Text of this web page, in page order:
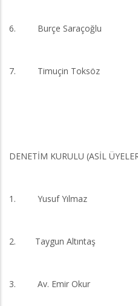
6. Burçe Saraçoğlu
7. Timuçin Toksöz
DENETİM KURULU (ASİL
1. Yusuf Yılmaz
2. Taygun Altıntaş
3. Av. Emir Okur